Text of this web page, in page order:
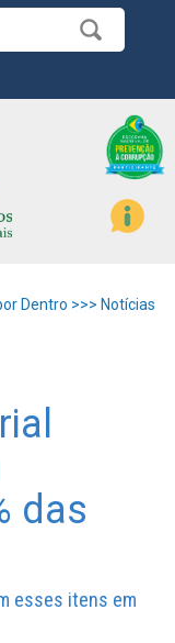
Dentro >>> Notícias
das
esses itens em